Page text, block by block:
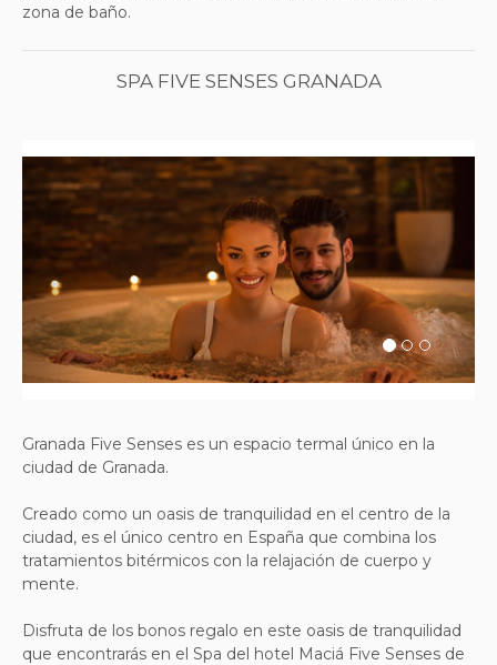
zona de baño.
SPA FIVE SENSES GRANADA
Previous Next
Granada Five Senses es un espacio termal único en la
ciudad de Granada.
Creado como un oasis de tranquilidad en el centro de la
ciudad, es el único centro en España que combina los
tratamientos bitérmicos con la relajación de cuerpo y
mente.
Disfruta de los bonos regalo en este oasis de tranquilidad
que encontrarás en el Spa del hotel Maciá Five Senses de